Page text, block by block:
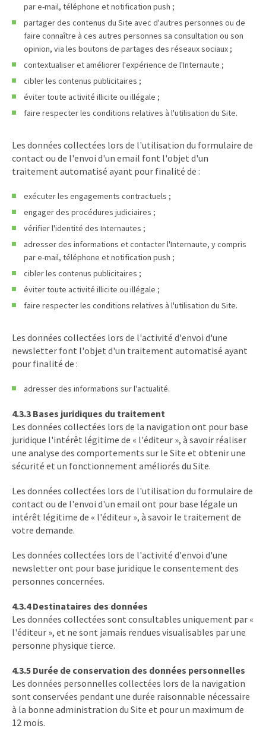
par e-mail, téléphone et notification push ;
partager des contenus du Site avec d'autres personnes ou de
faire connaître à ces autres personnes sa consultation ou son
opinion, via les boutons de partages des réseaux sociaux ;
contextualiser et améliorer l'expérience de l'Internaute ;
cibler les contenus publicitaires ;
éviter toute activité illicite ou illégale ;
faire respecter les conditions relatives à l'utilisation du Site.
Les données collectées lors de l'utilisation du formulaire de
contact ou de l'envoi d'un email font l'objet d'un
traitement automatisé ayant pour finalité de :
exécuter les engagements contractuels ;
engager des procédures judiciaires ;
vérifier l'identité des Internautes ;
adresser des informations et contacter l'Internaute, y compris
par e-mail, téléphone et notification push ;
cibler les contenus publicitaires ;
éviter toute activité illicite ou illégale ;
faire respecter les conditions relatives à l'utilisation du Site.
Les données collectées lors de l'activité d'envoi d'une
newsletter font l'objet d'un traitement automatisé ayant
pour finalité de :
adresser des informations sur l'actualité.
4.3.3 Bases juridiques du traitement
Les données collectées lors de la navigation ont pour base
juridique l'intérêt légitime de « l'éditeur », à savoir réaliser
une analyse des comportements sur le Site et obtenir une
sécurité et un fonctionnement améliorés du Site.
Les données collectées lors de l'utilisation du formulaire de
contact ou de l'envoi d'un email ont pour base légale un
intérêt légitime de « l'éditeur », à savoir le traitement de
votre demande.
Les données collectées lors de l'activité d'envoi d'une
newsletter ont pour base juridique le consentement des
personnes concernées.
4.3.4 Destinataires des données
Les données collectées sont consultables uniquement par «
l'éditeur », et ne sont jamais rendues visualisables par une
personne physique tierce.
4.3.5 Durée de conservation des données personnelles
Les données personnelles collectées lors de la navigation
sont conservées pendant une durée raisonnable nécessaire
à la bonne administration du Site et pour un maximum de
12 mois.